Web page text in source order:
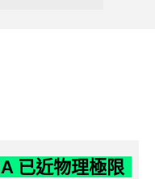
已近物理極限